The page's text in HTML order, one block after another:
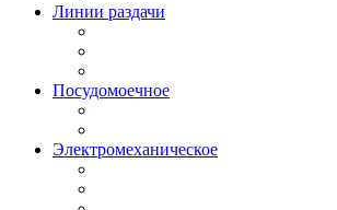
Линии раздачи
Посудомоечное
Электромеханическое